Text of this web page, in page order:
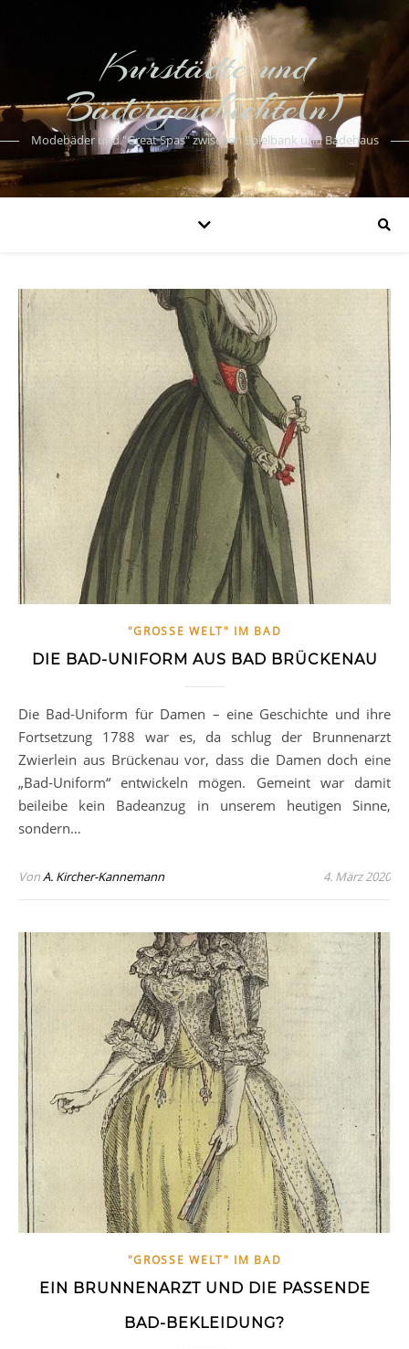
Kurstädte und
Bädergeschichte(n)
Modebäder und "Great Spas" zwischen Spielbank und Badehaus
"GROSSE WELT" IM BAD
DIE BAD-UNIFORM AUS BAD BRÜCKENAU
Die Bad-Uniform für Damen – eine Geschichte und ihre
Fortsetzung 1788 war es, da schlug der Brunnenarzt
Zwierlein aus Brückenau vor, dass die Damen doch eine
„Bad-Uniform“ entwickeln mögen. Gemeint war damit
beileibe kein Badeanzug in unserem heutigen Sinne,
sondern…
VonA. Kircher-Kannemann 4. März 2020
"GROSSE WELT" IM BAD
EIN BRUNNENARZT UND DIE PASSENDE
BAD-BEKLEIDUNG?